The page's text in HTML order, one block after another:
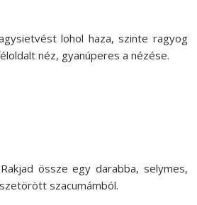
lohol haza, szinte ragyog
néz, gyanúperes a nézése.
össze egy darabba, selymes,
szacumámból.